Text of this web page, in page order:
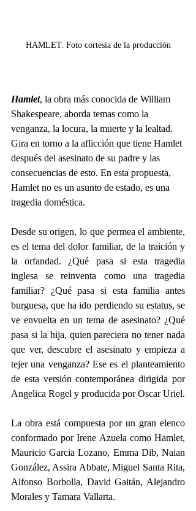
HAMLET. Foto cortesía de la producción
Hamlet, la obra más conocida de William
Shakespeare, aborda temas como la
venganza, la locura, la muerte y la lealtad.
Gira en torno a la aflicción que tiene Hamlet
después del asesinato de su padre y las
consecuencias de esto. En esta propuesta,
Hamlet no es un asunto de estado, es una
tragedia doméstica.
Desde su origen, lo que permea el ambiente,
es el tema del dolor familiar, de la traición y
la orfandad. ¿Qué pasa si esta tragedia
inglesa se reinventa como una tragedia
familiar? ¿Qué pasa si esta familia antes
burguesa, que ha ido perdiendo su estatus, se
ve envuelta en un tema de asesinato? ¿Qué
pasa si la hija, quien pareciera no tener nada
que ver, descubre el asesinato y empieza a
tejer una venganza? Ese es el planteamiento
de esta versión contemporánea dirigida por
Angelica Rogel y producida por Oscar Uriel.
La obra está compuesta por un gran elenco
conformado por Irene Azuela como Hamlet,
Mauricio Garcia Lozano, Emma Dib, Naian
González, Assira Abbate, Miguel Santa Rita,
Alfonso Borbolla, David Gaitán, Alejandro
Morales y Tamara Vallarta.